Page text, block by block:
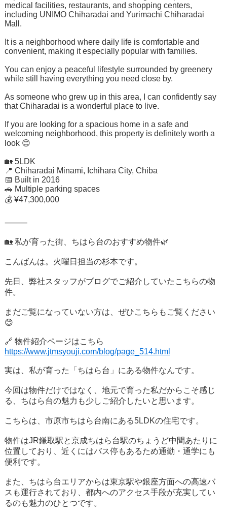
medical facilities, restaurants, and shopping centers,
including UNIMO Chiharadai and Yurimachi Chiharadai
Mall.
It is a neighborhood where daily life is comfortable and
convenient, making it especially popular with families.
You can enjoy a peaceful lifestyle surrounded by greenery
while still having everything you need close by.
As someone who grew up in this area, I can confidently say
that Chiharadai is a wonderful place to live.
If you are looking for a spacious home in a safe and
welcoming neighborhood, this property is definitely worth a
look 😊
🏡 5LDK
📍 Chiharadai Minami, Ichihara City, Chiba
📅 Built in 2016
🚗 Multiple parking spaces
💰 ¥47,300,000
⸻
🏡 私が育った街、ちはら台のおすすめ物件🌿
こんばんは。火曜日担当の杉本です。
先日、弊社スタッフがブログでご紹介していたこちらの物
件。
まだご覧になっていない方は、ぜひこちらもご覧ください
😊
🔗 物件紹介ページはこちら
https://www.jtmsyouji.com/blog/page_514.html
実は、私が育った「ちはら台」にある物件なんです。
今回は物件だけではなく、地元で育った私だからこそ感じ
る、ちはら台の魅力も少しご紹介したいと思います。
こちらは、市原市ちはら台南にある5LDKの住宅です。
物件はJR鎌取駅と京成ちはら台駅のちょうど中間あたりに
位置しており、近くにはバス停もあるため通勤・通学にも
便利です。
また、ちはら台エリアからは東京駅や銀座方面への高速バ
スも運行されており、都内へのアクセス手段が充実してい
るのも魅力のひとつです。